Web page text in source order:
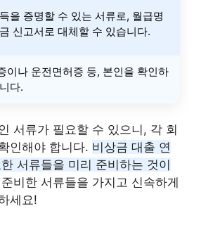
을 증명할 수 있는 서류로, 월급명
신고서로 대체할 수 있습니다.
이나 운전면허증 등, 본인을 확인하
다.
서류가 필요할 수 있으니, 각 회
인해야 합니다. 비상금 대출 연
서류들을 미리 준비하는 것이
비한 서류들을 가지고 신속하게
세요!